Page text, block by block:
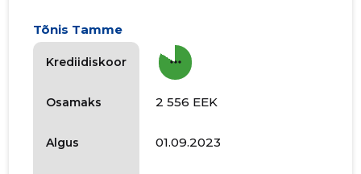
Krediidiskoor
Osamaks
Algus
Tõnis Tamme
more_horiz
2 556 EEK
01.09.2023